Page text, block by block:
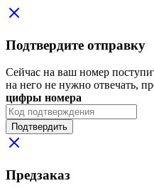
Подтвердите отправку
Сейчас на ваш номер
на него не нужно отвечать,
цифры номера
Подтвердить
Предзаказ